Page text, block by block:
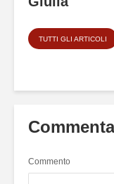
TUTTI GLI ARTICOLI
Commenta
Commento